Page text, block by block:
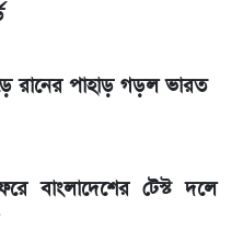
ওয়াজেদ জয়
দেখা গেল না শেখ
রানের পাহাড় গড়ল ভারত
বাংলাদেশের টেস্ট দলে